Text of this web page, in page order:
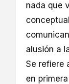
nada que
alusión a
Se refiere
en